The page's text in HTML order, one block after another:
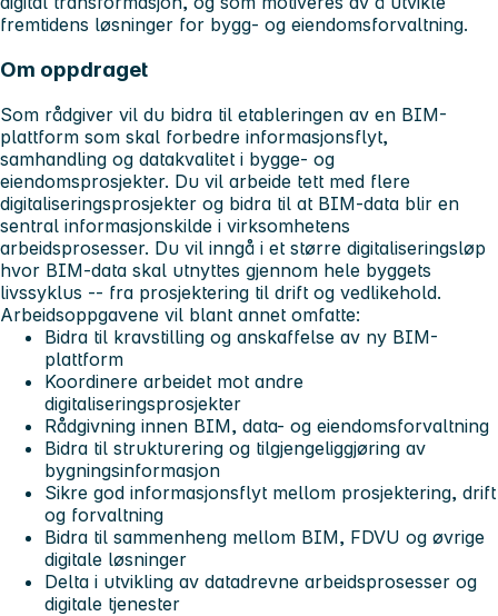
fremtidens løsninger for bygg- og eiendomsforvaltning.
Om oppdraget
Som rådgiver vil du bidra til etableringen av en BIM-
plattform som skal forbedre informasjonsflyt,
samhandling og datakvalitet i bygge- og
eiendomsprosjekter. Du vil arbeide tett med flere
digitaliseringsprosjekter og bidra til at BIM-data blir en
sentral informasjonskilde i virksomhetens
arbeidsprosesser. Du vil inngå i et større digitaliseringsløp
hvor BIM-data skal utnyttes gjennom hele byggets
livssyklus -- fra prosjektering til drift og vedlikehold.
Arbeidsoppgavene vil blant annet omfatte:
Bidra til kravstilling og anskaffelse av ny BIM-
plattform
Koordinere arbeidet mot andre
digitaliseringsprosjekter
Rådgivning innen BIM, data- og eiendomsforvaltning
Bidra til strukturering og tilgjengeliggjøring av
bygningsinformasjon
Sikre god informasjonsflyt mellom prosjektering, drift
og forvaltning
Bidra til sammenheng mellom BIM, FDVU og øvrige
digitale løsninger
Delta i utvikling av datadrevne arbeidsprosesser og
digitale tjenester